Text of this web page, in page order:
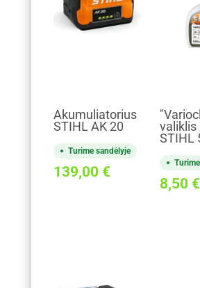
Akumuliatorius
STIHL AK 20
Turime sandėlyje
139,00 €
valiklis
STIHL
8,50 €